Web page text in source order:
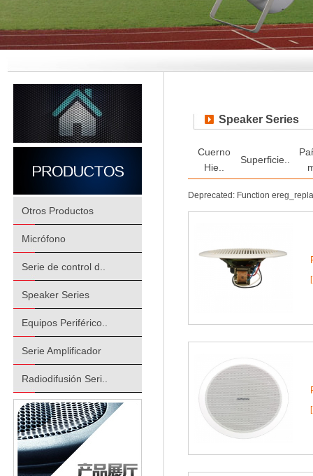
Otros Productos
Micrófono
Serie de control d..
Speaker Series
Equipos Periférico..
Serie Amplificador
Radiodifusión Seri..
Speaker Series
Cuerno
Hie..
Superficie..
Deprecated: Function